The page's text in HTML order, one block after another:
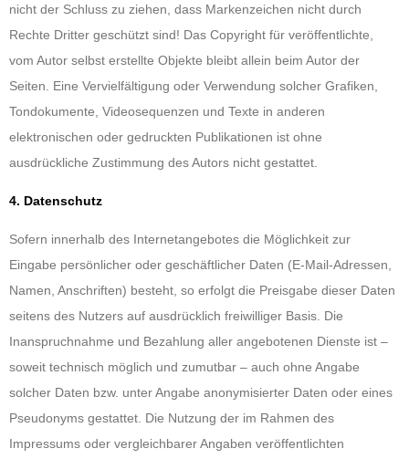
nicht der Schluss zu ziehen, dass Markenzeichen nicht durch
Rechte Dritter geschützt sind! Das Copyright für veröffentlichte,
vom Autor selbst erstellte Objekte bleibt allein beim Autor der
Seiten. Eine Vervielfältigung oder Verwendung solcher Grafiken,
Tondokumente, Videosequenzen und Texte in anderen
elektronischen oder gedruckten Publikationen ist ohne
ausdrückliche Zustimmung des Autors nicht gestattet.
4. Datenschutz
Sofern innerhalb des Internetangebotes die Möglichkeit zur
Eingabe persönlicher oder geschäftlicher Daten (E-Mail-Adressen,
Namen, Anschriften) besteht, so erfolgt die Preisgabe dieser Daten
seitens des Nutzers auf ausdrücklich freiwilliger Basis. Die
Inanspruchnahme und Bezahlung aller angebotenen Dienste ist –
soweit technisch möglich und zumutbar – auch ohne Angabe
solcher Daten bzw. unter Angabe anonymisierter Daten oder eines
Pseudonyms gestattet. Die Nutzung der im Rahmen des
Impressums oder vergleichbarer Angaben veröffentlichten